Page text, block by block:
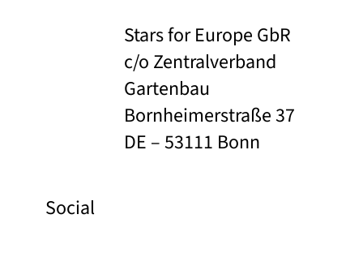
Stars for Europe GbR
c/o Zentralverband
Gartenbau
Bornheimerstraße 37
DE – 53111 Bonn
Social